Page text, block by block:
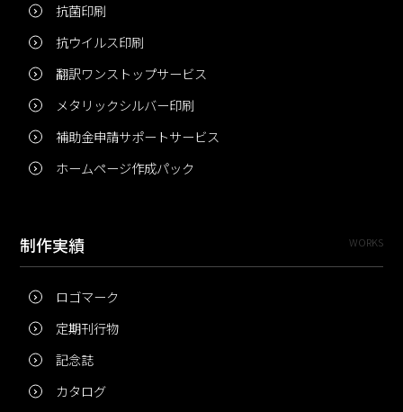
抗菌印刷
抗ウイルス印刷
翻訳ワンストップサービス
メタリックシルバー印刷
補助金申請サポートサービス
ホームページ作成パック
制作実績 WORKS
ロゴマーク
定期刊行物
記念誌
カタログ